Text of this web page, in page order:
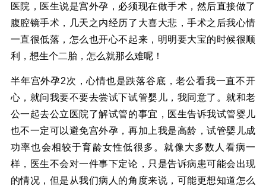
医院，医生说是宫外孕，必须现在做手术，然后直接做了
腹腔镜手术，几天之内经历了大喜大悲，手术之后我心情
一直很低落，怎么也开心不起来，明明要大宝的时候很顺
利，想生个二胎，怎么就那么难呢！
半年宫外孕2次，心情也是跌落谷底，老公看我一直不开
心，就问我要不要去尝试下试管婴儿，我同意了。就和老
公一起去公立医院了解试管的事宜，医生告诉我试管婴儿
也不一定可以避免宫外孕，再加上我是高龄，试管婴儿成
功率也会相较于育龄女性低很多。就像大多数人看病一
样，医生不会对一件事下定论，只是告诉病患可能会出现
的情况，但是从我们病人的角度来说，可能更想知道怎么